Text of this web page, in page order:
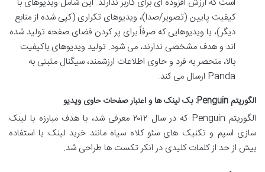
کیفیت پایین (تصویر/صدا)، ویدیوهای تکراری (کپی شده از منابع
دیگر)، یا ویدیوهایی که صرفاً برای پر کردن فضای صفحه تولید شده
اند و هدف مشخصی ندارند، می شود. تولید ویدیوهای باکیفیت
بالا، منحصر به فرد و حاوی اطلاعات ارزشمند، سیگنال مثبتی به
Panda ارسال می کند.
الگوریتم Penguin: بک لینک ها و اعتبار صفحات حاوی ویدیو
الگوریتم Penguin که در سال ۲۰۱۲ معرفی شد، با هدف مبارزه با لینک
سازی اسپم و تکنیک های سئو کلاه سیاه مانند خرید لینک یا استفاده
بیش از حد از کلمات کلیدی در انکر تکست ها طراحی شد.